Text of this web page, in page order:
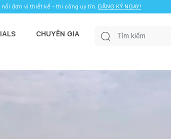
nối đơn vị thiết kế - thi công uy tín. ĐĂNG KÝ NGAY!
CHUYÊN GIA